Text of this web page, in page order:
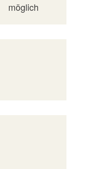
möglich